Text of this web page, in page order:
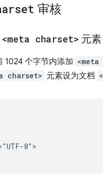
审核
<meta charset> 元素
1024 个字节内添加
charset> 元素设为文档
8">